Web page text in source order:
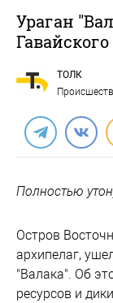
Ураган
ТОЛК
Полностью
Остров
архипелаг,
"Валака". Об
ресурсов и